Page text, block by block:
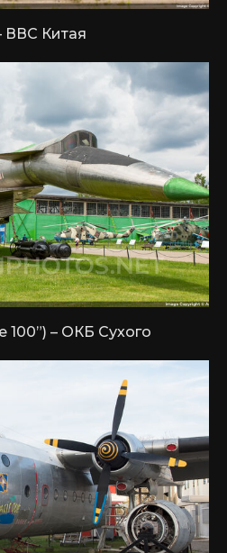
ВВС Китая
100”) – ОКБ Сухого